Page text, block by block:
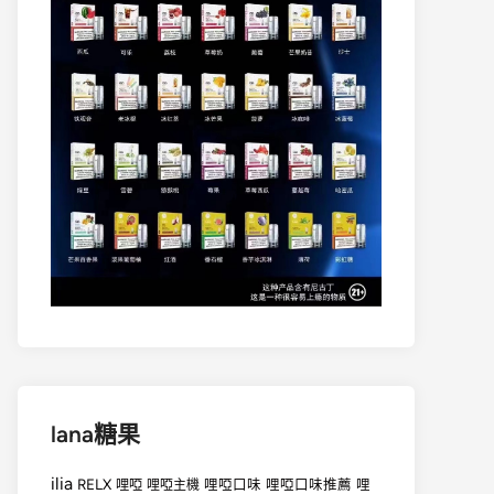
lana糖果
ilia RELX 哩啞 哩啞主機 哩啞口味 哩啞口味推薦 哩